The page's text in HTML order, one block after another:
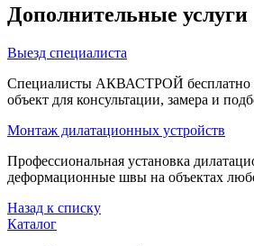
Дополнительные услуги
Выезд специалиста
Специалисты АКВАСТРОЙ бесплатно
объект для консультации, замера и
Монтаж дилатационных устройств
Профессиональная установка
деформационные швы на объектах
Назад к списку
Каталог